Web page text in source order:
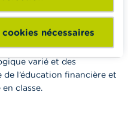
nécessaires
à disposition des
varié et des
l’éducation financière et
classe.